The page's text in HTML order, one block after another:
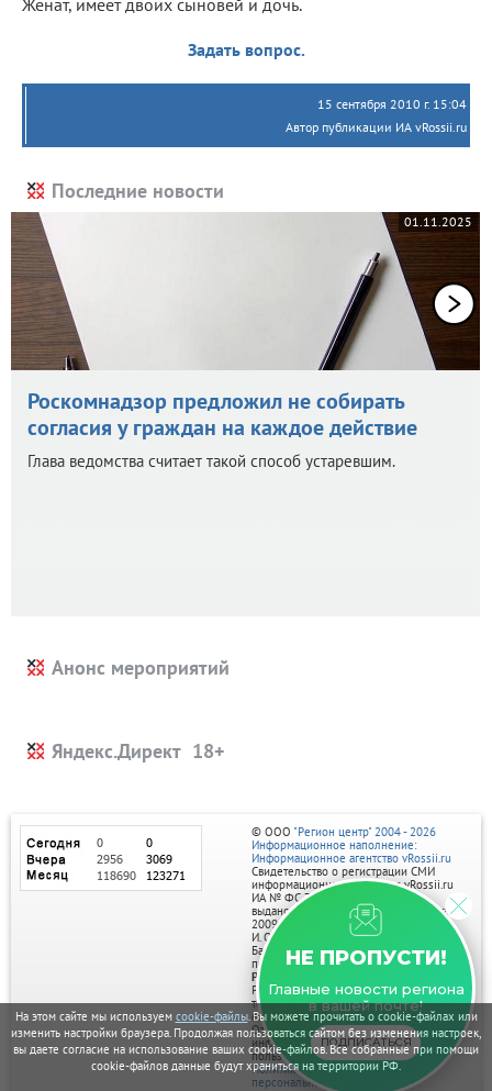
На этом сайте мы используем cookie-файлы. Вы можете прочитать о cookie-файлах или
изменить настройки браузера. Продолжая пользоваться сайтом без изменения настроек,
вы даете согласие на использование ваших cookie-файлов. Все собранные при помощи
cookie-файлов данные будут храниться на территории РФ.
Женат, имеет двоих сыновей и дочь.
Задать вопрос.
15 сентября 2010 г. 15:04
Автор публикации ИА vRossii.ru
Последние новости
01.11.2025
Роскомнадзор предложил не собирать
согласия у граждан на каждое действие
Глава ведомства считает такой способ устаревшим.
Анонс мероприятий
Яндекс.Директ
НЕ ПРОПУСТИ!
Главные новости региона
в вашей почте!
ПОДПИСАТЬСЯ
© ООО "Регион центр" 2004 - 2026
Информационное наполнение:
Информационное агентство vRossii.ru
Свидетельство о регистрации СМИ
информационного агентства vRossii.ru
ИА № ФС 77‑35502
выдано РОСКОМНАДЗОРом 04 марта
2009г.
И. О. Главного редактора Нарыков А. Н.
Баннеры на портале размещаются на
правах рекламы.
Реклама на портале:
Рекламное агентство "Умный маркетинг"
тел. 7-910-267-70-40,
email: umnyy.marketing@yandex.ru
Отдельные публикации могут содержать
информацию, не предназначенную для
пользователей до 18 лет.
Политика в отношении обработки
персональных данных